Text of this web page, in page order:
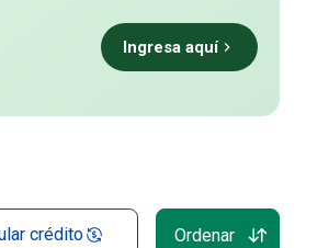
crédito Ordenar
Ingresa aquí